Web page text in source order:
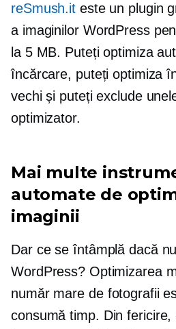
reSmush.it este un plugin
a imaginilor WordPress
la 5 MB. Puteți optimiza
încărcare, puteți optimiza
vechi și puteți exclude
optimizator.
Mai multe
automate de
imaginii
Dar ce se întâmplă dacă
WordPress? Optimizarea
număr mare de fotografii
consumă timp. Din